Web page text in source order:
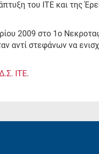
του ΙΤΕ και της
2009 στο 1ο
αντί στεφάνων να
ΙΤΕ.